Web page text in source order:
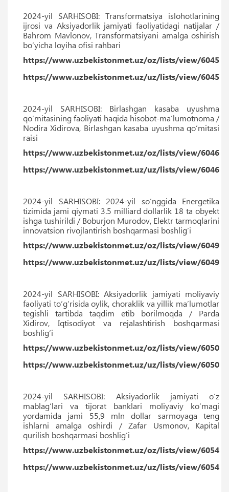
2024-yil SARHISOBI: Transformatsiya islohotlarining
ijrosi va Aksiyadorlik jamiyati faoliyatidagi natijalar /
Bahrom Mavlonov, Transformatsiyani amalga oshirish
bo‘yicha loyiha ofisi rahbari
https://www.uzbekistonmet.uz/oz/lists/view/6045
https://www.uzbekistonmet.uz/uz/lists/view/6045
2024-yil SARHISOBI: Birlashgan kasaba uyushma
qo‘mitasining faoliyati haqida hisobot-maʼlumotnoma /
Nodira Xidirova, Birlashgan kasaba uyushma qo‘mitasi
raisi
https://www.uzbekistonmet.uz/oz/lists/view/6046
https://www.uzbekistonmet.uz/uz/lists/view/6046
2024-yil SARHISOBI: 2024-yil so‘nggida Energetika
tizimida jami qiymati 3.5 milliard dollarlik 18 ta obyekt
ishga tushirildi / Boburjon Murodov, Elektr tarmoqlarini
innovatsion rivojlantirish boshqarmasi boshlig‘i
https://www.uzbekistonmet.uz/oz/lists/view/6049
https://www.uzbekistonmet.uz/uz/lists/view/6049
2024-yil SARHISOBI: Aksiyadorlik jamiyati moliyaviy
faoliyati to‘g‘risida oylik, choraklik va yillik maʼlumotlar
tegishli tartibda taqdim etib borilmoqda / Parda
Xidirov, Iqtisodiyot va rejalashtirish boshqarmasi
boshlig‘i
https://www.uzbekistonmet.uz/oz/lists/view/6050
https://www.uzbekistonmet.uz/uz/lists/view/6050
2024-yil SARHISOBI: Aksiyadorlik jamiyati o‘z
mablag‘lari va tijorat banklari moliyaviy ko‘magi
yordamida jami 55,9 mln dollar sarmoyaga teng
ishlarni amalga oshirdi / Zafar Usmonov, Kapital
qurilish boshqarmasi boshlig‘i
https://www.uzbekistonmet.uz/oz/lists/view/6054
https://www.uzbekistonmet.uz/uz/lists/view/6054